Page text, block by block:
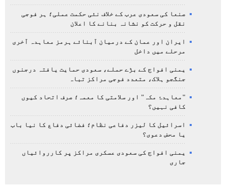
صنعا کی سعودی عرب کے خلاف نئی حکمت عملی؛ ہر فوجی
نقل و حرکت کو نشانہ بنانے کا اعلان
ایران اور عمان کے درمیان آبنائے ہرمز معاہدہ آخری
مرحلے میں داخل
یمنی افواج کے بڑے حملے، سعودی حمایت یافتہ درجنوں
جنگجو ہلاک، متعدد فوجی مراکز تباہ
"معاہدۂ مکہ" اور سلامتی کا معمہ؛ صرف اتحاد کیوں
کافی نہیں؟
اسرائیل کا لیزر دفاعی نظام؛ فضائی دفاع کا نیا باب
یا محض دعوی؟
یمنی افواج کی سعودی عسکری مراکز پر کارروائیاں
جاری